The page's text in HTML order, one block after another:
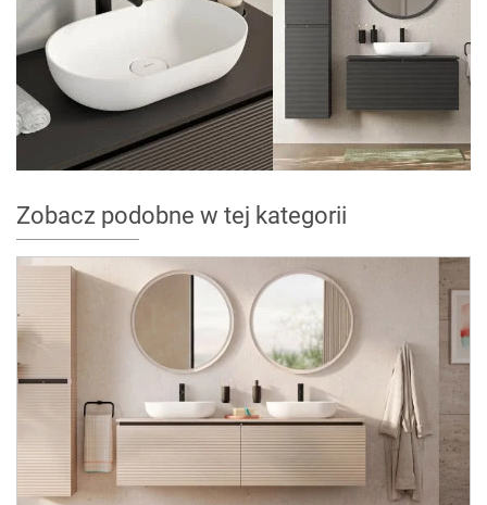
Zobacz podobne w tej kategorii